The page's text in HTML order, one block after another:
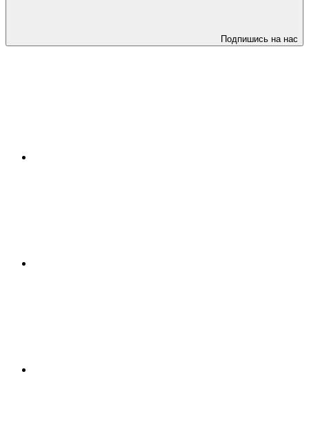
Подпишись на нас